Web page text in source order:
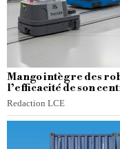
Mango intègre des
l’efficacité de son
Redaction LCE